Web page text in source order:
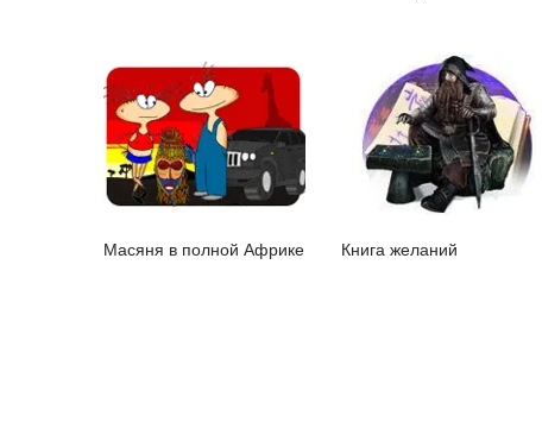
Масяня в полной Африке Книга желаний